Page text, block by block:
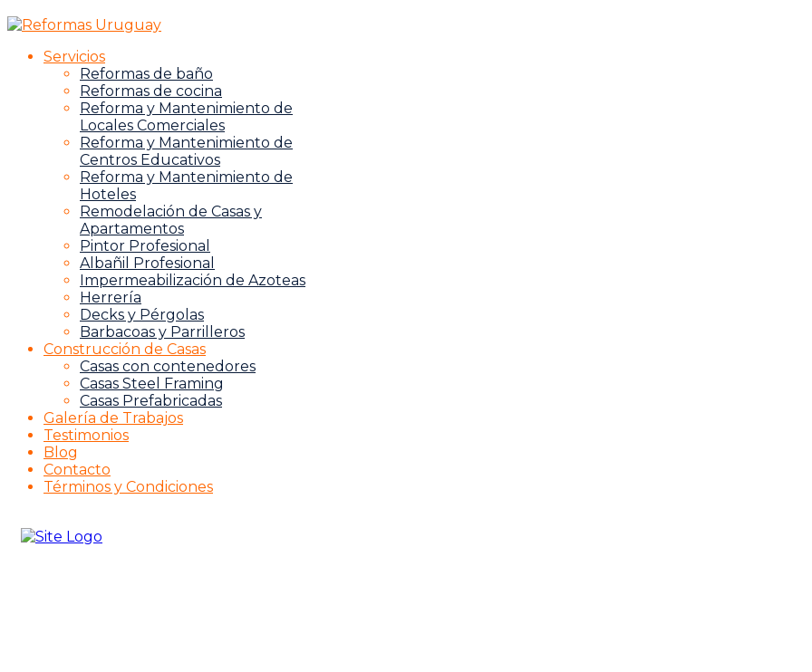
Servicios
Reformas de baño
Reformas de cocina
Reforma y Mantenimiento de
Locales Comerciales
Reforma y Mantenimiento de
Centros Educativos
Reforma y Mantenimiento de
Hoteles
Remodelación de Casas y
Apartamentos
Pintor Profesional
Albañil Profesional
Impermeabilización de Azoteas
Herrería
Decks y Pérgolas
Barbacoas y Parrilleros
Construcción de Casas
Casas con contenedores
Casas Steel Framing
Casas Prefabricadas
Galería de Trabajos
Testimonios
Blog
Contacto
Términos y Condiciones